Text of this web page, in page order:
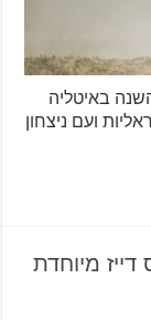
באיטליה
ועם ניצחון